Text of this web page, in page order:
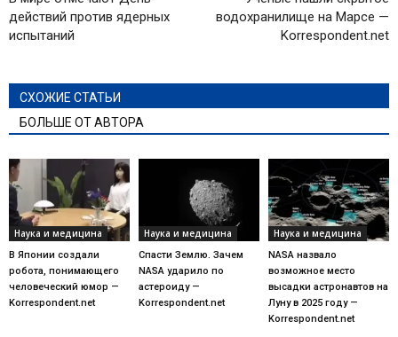
действий против ядерных
испытаний
водохранилище на Марсе —
Korrespondent.net
СХОЖИЕ СТАТЬИ
БОЛЬШЕ ОТ АВТОРА
Наука и медицина
В Японии создали
робота, понимающего
человеческий юмор —
Korrespondent.net
Наука и медицина
Спасти Землю. Зачем
NASA ударило по
астероиду —
Korrespondent.net
Наука и медицина
NASA назвало
возможное место
высадки астронавтов на
Луну в 2025 году —
Korrespondent.net